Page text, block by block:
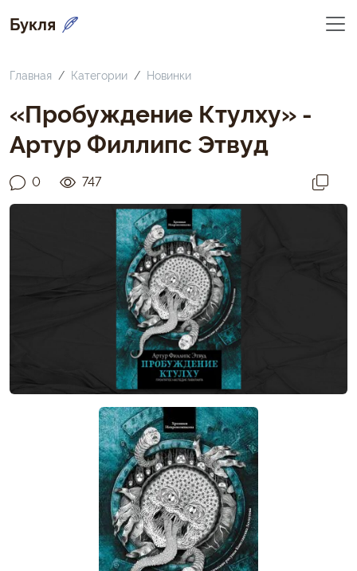
Букля
Главная Категории Новинки
«Пробуждение Ктулху» -
Артур Филлипс Этвуд
0 747